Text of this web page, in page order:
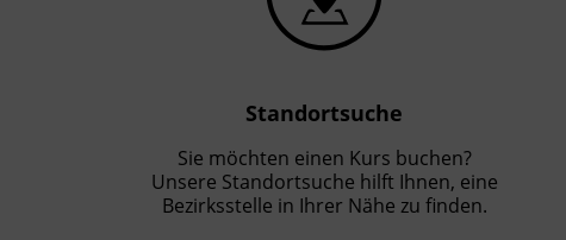
Standortsuche
Sie möchten einen Kurs buchen?
Unsere Standortsuche hilft Ihnen, eine
Bezirksstelle in Ihrer Nähe zu finden.